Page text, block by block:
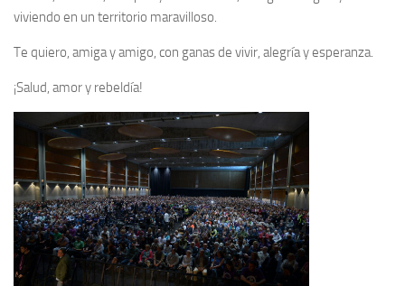
viviendo en un territorio maravilloso.
Te quiero, amiga y amigo, con ganas de vivir, alegría y esperanza.
¡Salud, amor y rebeldía!